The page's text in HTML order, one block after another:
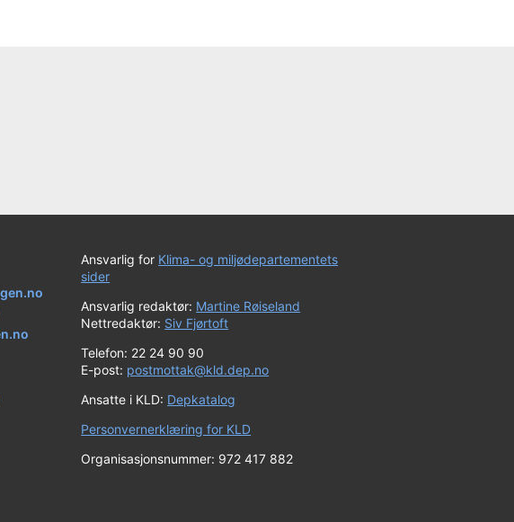
Ansvarlig for Klima- og miljødepartementets
sider
Ansvarlig redaktør: Martine Røiseland
Nettredaktør: Siv Fjørtoft
Telefon: 22 24 90 90
E-post: postmottak@kld.dep.no
Ansatte i KLD: Depkatalog
Personvernerklæring for KLD
Organisasjonsnummer: 972 417 882